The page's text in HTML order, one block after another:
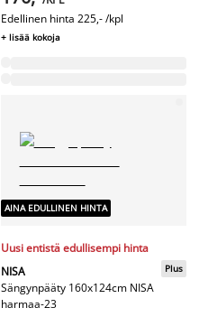
Edellinen hinta 225,- /kpl
+ lisää kokoja
AINA EDULLINEN HINTA
Uusi entistä edullisempi hinta
NISA
Sängynpääty 160x124cm NISA
harmaa-23
Plus